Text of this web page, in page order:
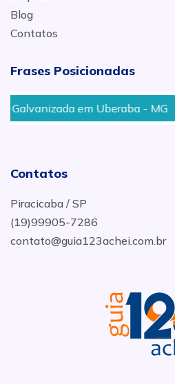
Blog
Contatos
Frases Posicionadas
em Uberaba - MG
Contatos
Piracicaba / SP
(19)99905-7286
contato@guia123achei.com.br